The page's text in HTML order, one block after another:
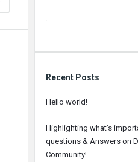
Recent Posts
Hello world!
Highlighting what’s
questions & Answers on
Community!